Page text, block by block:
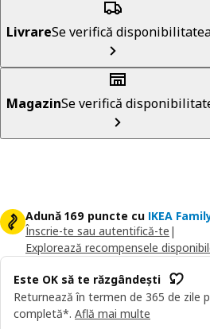
LivrareSe verifică
MagazinSe verifică
Adună 169 puncte cu IKEA
Înscrie-te sau autentifică-te |
Explorează recompensele
Este OK să te răzgândești
Returnează în termen de 365 de zile
completă*. Află mai multe